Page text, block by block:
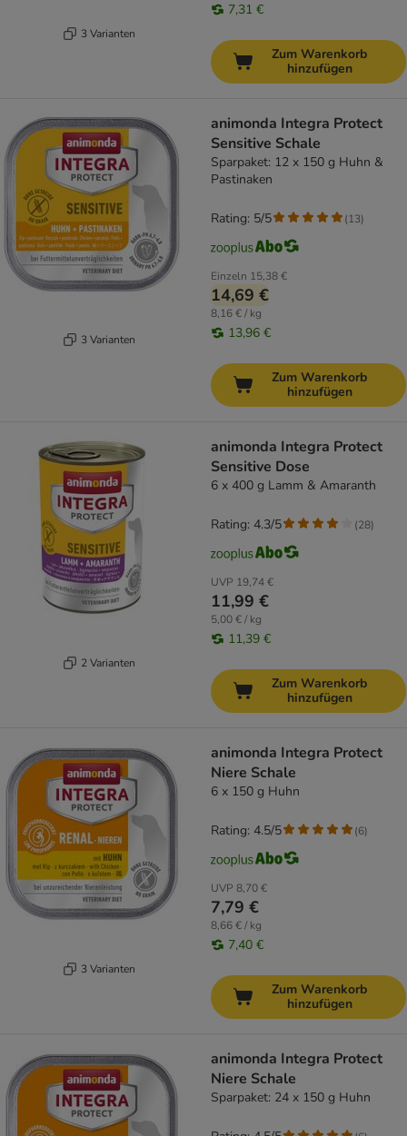
3 Varianten
7,31 €
Zum Warenkorb
hinzufügen
3 Varianten
animonda Integra Protect
Sensitive Schale
Sparpaket: 12 x 150 g Huhn &
Pastinaken
Einzeln 15,38 €
14,69 €
8,16 € / kg
13,96 €
Rating: 5/5 (13)
Zum Warenkorb
hinzufügen
2 Varianten
animonda Integra Protect
Sensitive Dose
6 x 400 g Lamm & Amaranth
UVP 19,74 €
11,99 €
5,00 € / kg
11,39 €
Rating: 4.3/5 (28)
Zum Warenkorb
hinzufügen
3 Varianten
animonda Integra Protect
Niere Schale
6 x 150 g Huhn
UVP 8,70 €
7,79 €
8,66 € / kg
7,40 €
Rating: 4.5/5 (6)
Zum Warenkorb
hinzufügen
animonda Integra Protect
Niere Schale
Sparpaket: 24 x 150 g Huhn